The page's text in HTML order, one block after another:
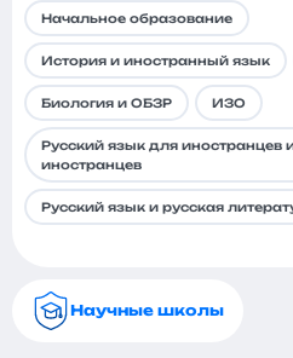
Начальное образование
История и иностранный язык
Биология и ОБЗР ИЗО
Русский язык для иностранцев
иностранцев
Русский язык и русская
Научные школы